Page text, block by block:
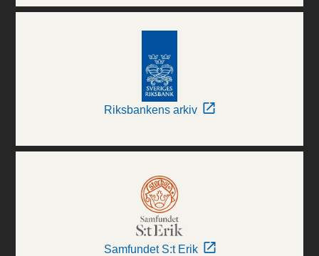
Riksbankens arkiv
Samfundet S:t Erik